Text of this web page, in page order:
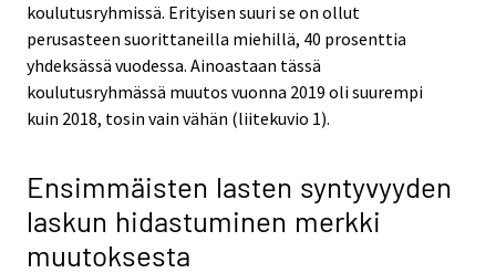
koulutusryhmissä. Erityisen suuri se on ollut
perusasteen suorittaneilla miehillä, 40 prosenttia
yhdeksässä vuodessa. Ainoastaan tässä
koulutusryhmässä muutos vuonna 2019 oli suurempi
kuin 2018, tosin vain vähän (liitekuvio 1).
Ensimmäisten lasten syntyvyyden
laskun hidastuminen merkki
muutoksesta